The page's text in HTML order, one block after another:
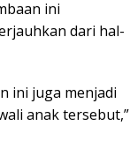
ini
dari hal-
ini juga menjadi
anak tersebut,”